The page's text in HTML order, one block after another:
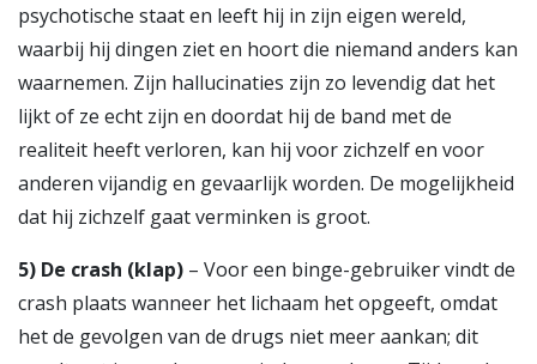
psychotische staat en leeft hij in zijn eigen wereld,
waarbij hij dingen ziet en hoort die niemand anders kan
waarnemen. Zijn hallucinaties zijn zo levendig dat het
lijkt of ze echt zijn en doordat hij de band met de
realiteit heeft verloren, kan hij voor zichzelf en voor
anderen vijandig en gevaarlijk worden. De mogelijkheid
dat hij zichzelf gaat verminken is groot.
5) De crash (klap) – Voor een binge-gebruiker vindt de
crash plaats wanneer het lichaam het opgeeft, omdat
het de gevolgen van de drugs niet meer aankan; dit